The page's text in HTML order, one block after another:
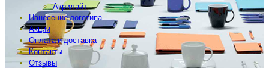
Акрилайт
Нанесение логотипа
Акции
Оплата и доставка
Контакты
Отзывы